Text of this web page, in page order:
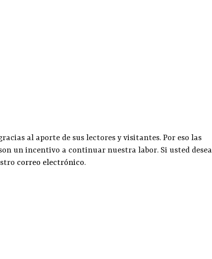
al aporte de sus lectores y visitantes. Por eso las
un incentivo a continuar nuestra labor. Si usted desea
correo electrónico.